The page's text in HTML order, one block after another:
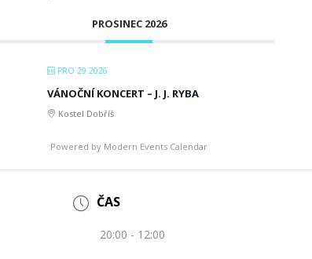
PROSINEC 2026
PRO 29 2026
VÁNOČNÍ KONCERT – J. J. RYBA
Kostel Dobříš
Powered by Modern Events Calendar
ČAS
20:00 - 12:00